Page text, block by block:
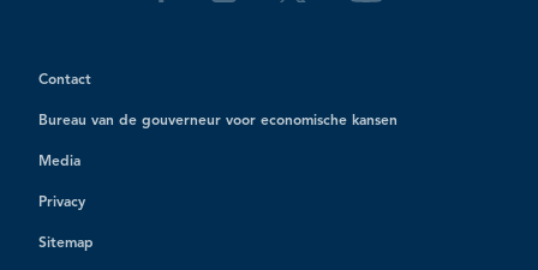
Contact
Bureau van de gouverneur voor economische kansen
Media
Privacy
Sitemap